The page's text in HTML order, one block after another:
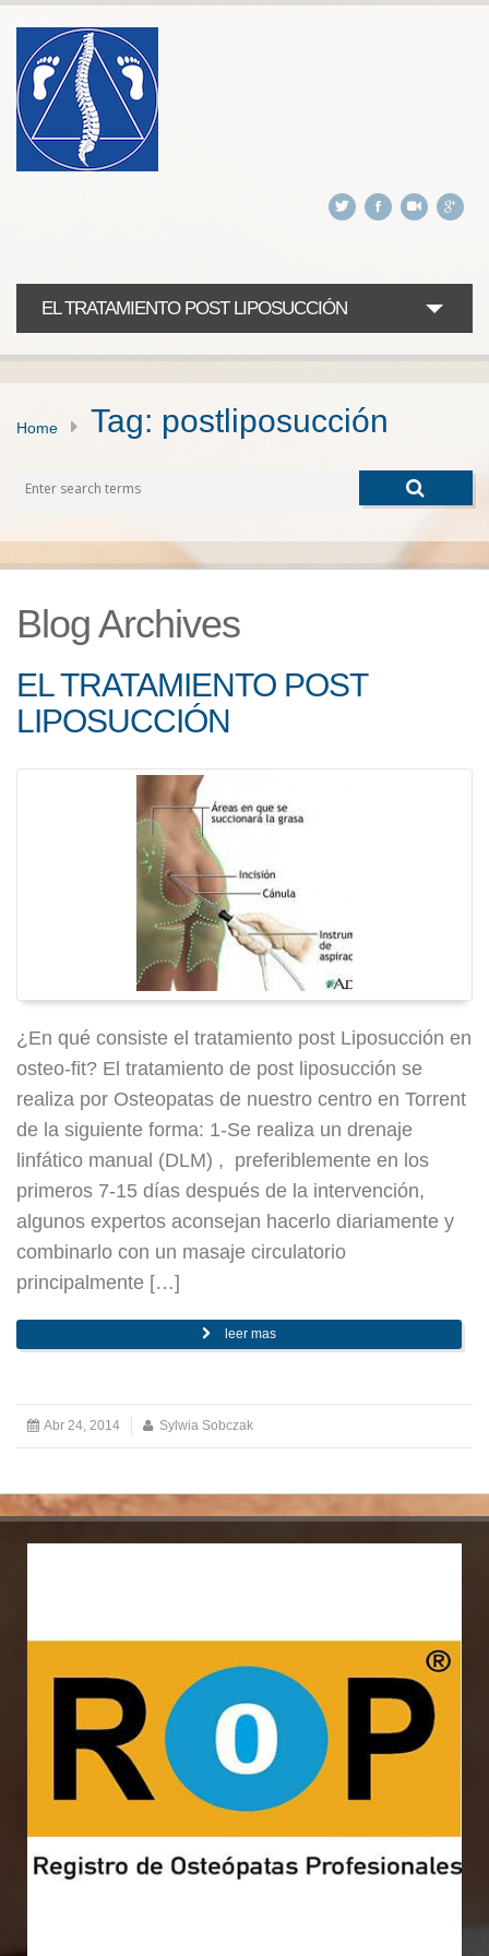
EL TRATAMIENTO POST LIPOSUCCIÓN
SERVICIOS
PROMOCIONES
Home Tag: postliposucción
Blog Archives
EL TRATAMIENTO POST
LIPOSUCCIÓN
¿En qué consiste el tratamiento post Liposucción en
osteo-fit? El tratamiento de post liposucción se
realiza por Osteopatas de nuestro centro en Torrent
de la siguiente forma: 1-Se realiza un drenaje
linfático manual (DLM) , preferiblemente en los
primeros 7-15 días después de la intervención,
algunos expertos aconsejan hacerlo diariamente y
combinarlo con un masaje circulatorio
principalmente […]
leer mas
Abr 24, 2014 Sylwia Sobczak